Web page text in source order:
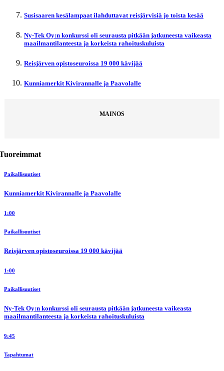
Susisaaren kesälampaat ilahduttavat reisjärvisiä jo toista kesää
Ny-Tek Oy:n konkurssi oli seurausta pitkään jatkuneesta vaikeasta
maailmantilanteesta ja korkeista rahoituskuluista
Reisjärven opistoseuroissa 19 000 kävijää
Kunniamerkit Kivirannalle ja Paavolalle
MAINOS
Paikallisuutiset
Kunniamerkit Kivirannalle ja Paavolalle
1:00
Paikallisuutiset
Reisjärven opistoseuroissa 19 000 kävijää
1:00
Paikallisuutiset
Ny-Tek Oy:n konkurssi oli seurausta pitkään jatkuneesta vaikeasta
maailmantilanteesta ja korkeista rahoituskuluista
9:45
Tapahtumat